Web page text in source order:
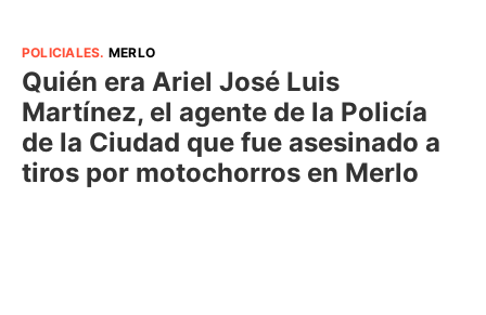
POLICIALES. MERLO
Quién era Ariel José Luis
Martínez, el agente de la Policía
de la Ciudad que fue asesinado a
tiros por motochorros en Merlo